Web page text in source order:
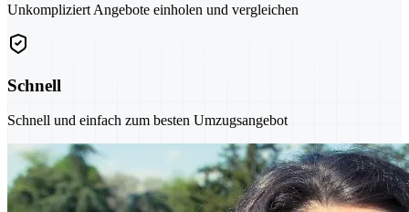
Unkompliziert Angebote einholen und vergleichen
Schnell
Schnell und einfach zum besten Umzugsangebot